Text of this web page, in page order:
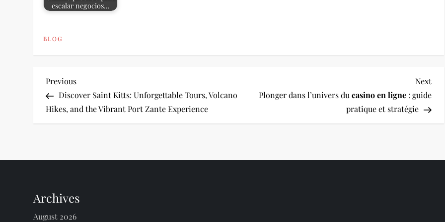
escalar negocios…
BLOG
P
o
t
a
Previous
Post
Previous
Discover Saint Kitts: Unforgettable Tours, Volcano
Hikes, and the Vibrant Port Zante Experience
Next
Plonger dans l’univers du casino en ligne: guide
pratique et stratégie
Archives
August 2026